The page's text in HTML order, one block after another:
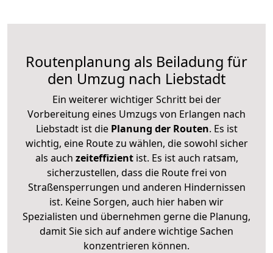
Routenplanung als Beiladung für
den Umzug nach Liebstadt
Ein weiterer wichtiger Schritt bei der
Vorbereitung eines Umzugs von Erlangen nach
Liebstadt ist diePlanung der Routen. Es ist
wichtig, eine Route zu wählen, die sowohl sicher
als auch zeiteffizientist. Es ist auch ratsam,
sicherzustellen, dass die Route frei von
Straßensperrungen und anderen Hindernissen
ist. Keine Sorgen, auch hier haben wir
Spezialisten und übernehmen gerne die Planung,
damit Sie sich auf andere wichtige Sachen
konzentrieren können.